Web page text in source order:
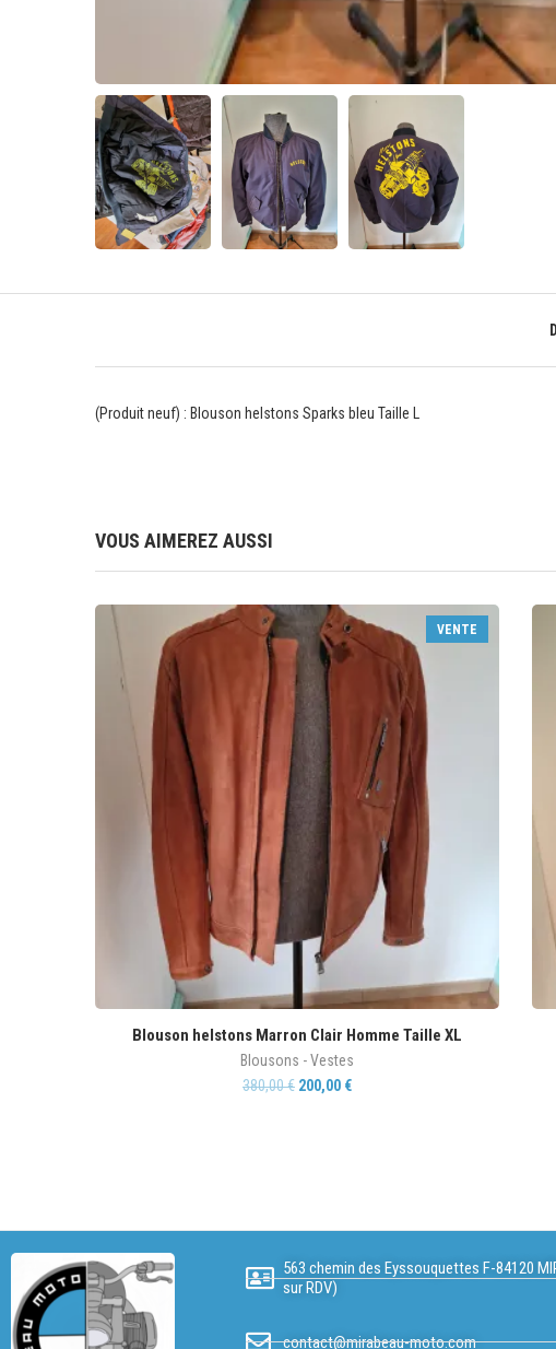
(Produit neuf) : Blouson helstons Sparks bleu Taille L
VOUS AIMEREZ AUSSI
VENTE
Blouson helstons Marron Clair Homme Taille XL
Blousons - Vestes
380,00€ 200,00 €
563 chemin des Eyssouquettes F-84120
sur RDV)
contact@mirabeau-moto.com